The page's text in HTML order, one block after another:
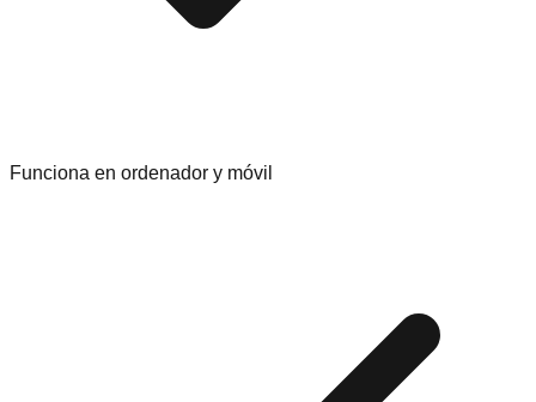
Funciona en ordenador y móvil